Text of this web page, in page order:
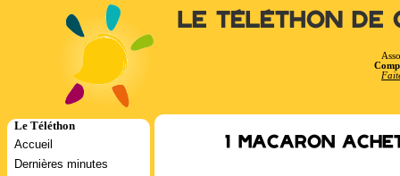
Le Téléthon de
Le Téléthon
Accueil
Dernières minutes
1 macaron